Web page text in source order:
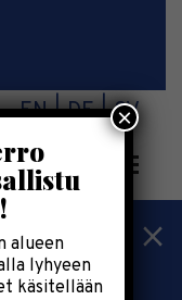
EN DE SV
»
alueen
lyhyeen
käsitellään
×